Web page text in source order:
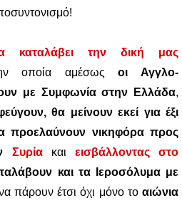
την δική μας
οποία αμέσωςοι Αγγλο-
με Συμφωνία στην Ελλάδα,
θα μείνουν εκεί για έξι
προελαύνουν νικηφόρα προς
Συρίακαι εισβάλλοντας στο
και τα Ιεροσόλυμα με
πάρουν έτσι όχι μόνο τοαιώνια